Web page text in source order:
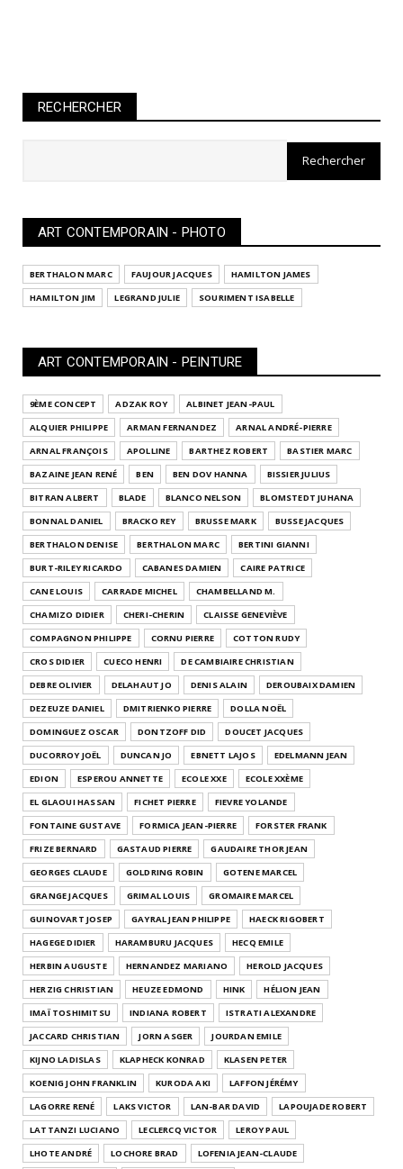
RECHERCHER
ART CONTEMPORAIN - PHOTO
BERTHALON MARC FAUJOUR JACQUES
HAMILTON JAMES
HAMILTON JIM
LEGRAND JULIE SOURIMENT ISABELLE
ART CONTEMPORAIN - PEINTURE
9ÈME CONCEPT ADZAK ROY
ALBINET JEAN-PAUL
ALQUIER PHILIPPE
ARMAN FERNANDEZ
ARNAL ANDRÉ-PIERRE
ARNAL FRANÇOIS
APOLLINE BARTHEZ ROBERT
BASTIER MARC
BAZAINE JEAN RENÉ
BEN BEN DOV HANNA
BISSIER JULIUS
BITRAN ALBERT
BLADE BLANCO NELSON
BLOMSTEDT JUHANA
BONNAL DANIEL
BRACKO REY BRUSSE MARK
BUSSE JACQUES
BERTHALON DENISE
BERTHALON MARC
BERTINI GIANNI
BURT-RILEY RICARDO
CABANES DAMIEN
CAIRE PATRICE
CANE LOUIS
CARRADE MICHEL
CHAMBELLAND M.
CHAMIZO DIDIER
CHERI-CHERIN
CLAISSE GENEVIÈVE
COMPAGNON PHILIPPE
CORNU PIERRE
COTTON RUDY
CROS DIDIER
CUECO HENRI
DE CAMBIAIRE CHRISTIAN
DEBRE OLIVIER
DELAHAUT JO DENIS ALAIN
DEROUBAIX DAMIEN
DEZEUZE DANIEL
DMITRIENKO PIERRE
DOLLA NOËL
DOMINGUEZ OSCAR
DONTZOFF DID
DOUCET JACQUES
DUCORROY JOËL
DUNCAN JO EBNETT LAJOS
EDELMANN JEAN
EDION
ESPEROU ANNETTE ECOLE XXE
ECOLE XXÈME
EL GLAOUI HASSAN
FICHET PIERRE
FIEVRE YOLANDE
FONTAINE GUSTAVE
FORMICA JEAN-PIERRE
FORSTER FRANK
FRIZE BERNARD
GASTAUD PIERRE
GAUDAIRE THOR JEAN
GEORGES CLAUDE
GOLDRING ROBIN
GOTENE MARCEL
GRANGE JACQUES
GRIMAL LOUIS
GROMAIRE MARCEL
GUINOVART JOSEP
GAYRAL JEAN PHILIPPE
HAECK RIGOBERT
HAGEGE DIDIER
HARAMBURU JACQUES
HECQ EMILE
HERBIN AUGUSTE
HERNANDEZ MARIANO
HEROLD JACQUES
HERZIG CHRISTIAN
HEUZE EDMOND HINK
HÉLION JEAN
IMAÏ TOSHIMITSU
INDIANA ROBERT
ISTRATI ALEXANDRE
JACCARD CHRISTIAN
JORN ASGER
JOURDAN EMILE
KIJNO LADISLAS
KLAPHECK KONRAD
KLASEN PETER
KOENIG JOHN FRANKLIN
KURODA AKI
LAFFON JÉRÉMY
LAGORRE RENÉ
LAKS VICTOR LAN-BAR DAVID
LAPOUJADE ROBERT
LATTANZI LUCIANO
LECLERCQ VICTOR
LEROY PAUL
LHOTE ANDRÉ
LOCHORE BRAD
LOFENIA JEAN-CLAUDE